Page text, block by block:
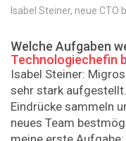
Isabel Steiner, neue CTO
Welche Aufgaben
Technologiechefin
Isabel Steiner:
sehr stark
Eindrücke sammeln
neues Team